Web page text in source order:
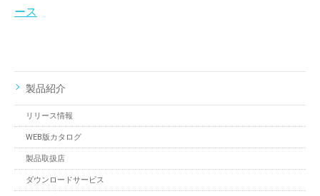
ース
製品紹介
リリース情報
WEB版カタログ
製品取扱店
ダウンロードサービス